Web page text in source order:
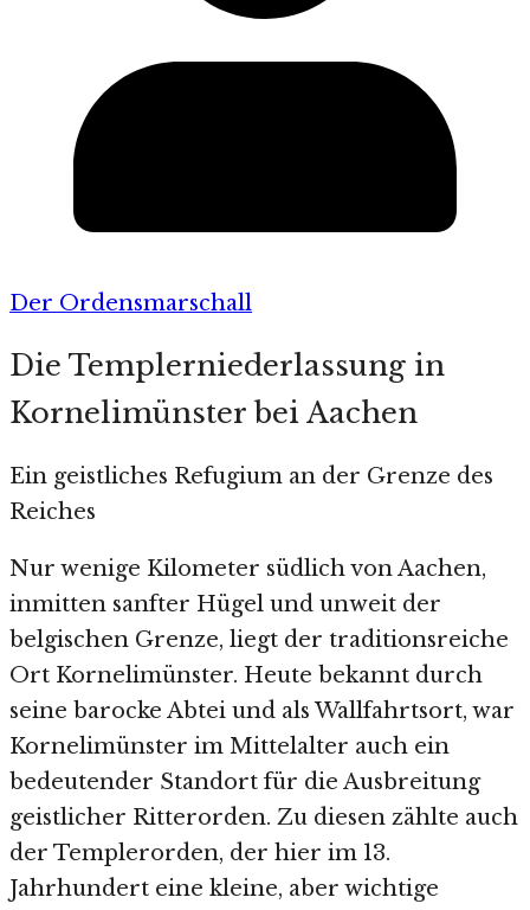
Der Ordensmarschall
Die Templerniederlassung in
Kornelimünster bei Aachen
Ein geistliches Refugium an der Grenze des
Reiches
Nur wenige Kilometer südlich von Aachen,
inmitten sanfter Hügel und unweit der
belgischen Grenze, liegt der traditionsreiche
Ort Kornelimünster. Heute bekannt durch
seine barocke Abtei und als Wallfahrtsort, war
Kornelimünster im Mittelalter auch ein
bedeutender Standort für die Ausbreitung
geistlicher Ritterorden. Zu diesen zählte auch
der Templerorden, der hier im 13.
Jahrhundert eine kleine, aber wichtige